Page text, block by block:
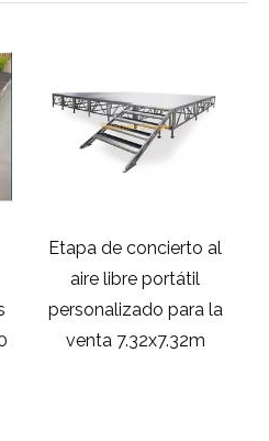
Altura de acrílico
movible ajustable
portátil de aluminio los
0.8-1.2m de la